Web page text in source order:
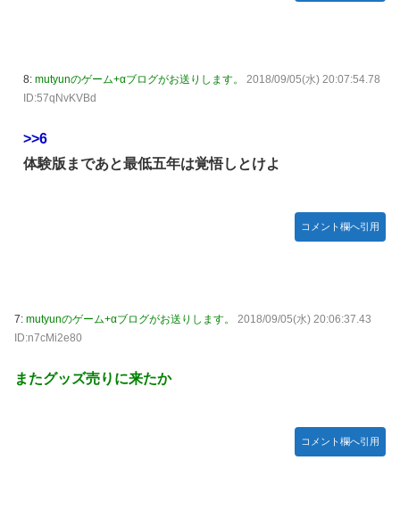
鮮でたまらん」の声【画像】
BYDの軽EV「ラッコ」受注が700台超 7月販売は125台
【種運命】ネオが結局よく分からないまま新しい映画が終わ
【画像あり】ロピアのパワー全開おにぎり「444円」がコチ
ラｗｗｗｗｗ
【NMB48】坂下真心期待できそう
8: mutyunのゲーム+αブログがお送りします。
2018/09/05(水) 20:07:54.78
ID:57qNvKVBd
>>6
体験版まであと最低五年は覚悟しとけよ
コメント欄へ引用
7: mutyunのゲーム+αブログがお送りします。
2018/09/05(水) 20:06:37.43
ID:n7cMi2e80
またグッズ売りに来たか
コメント欄へ引用